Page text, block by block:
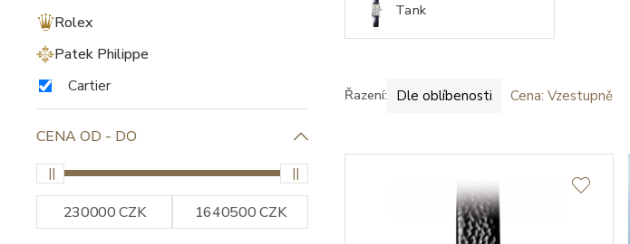
CENA OD - DO
Rolex
Patek Philippe
Cartier
Tank
Řazení: Dle oblíbenosti Cena: Vzestupně